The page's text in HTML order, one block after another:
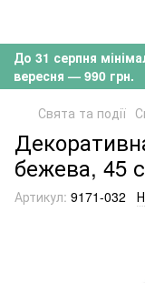
До 31 серпня
вересня — 990 грн.
Свята та події
бежева, 45
Артикул: 9171-032